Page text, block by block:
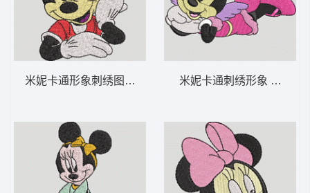
米妮卡通形象刺绣图案 米妮 37-DST格式米妮卡通刺绣形象 米妮